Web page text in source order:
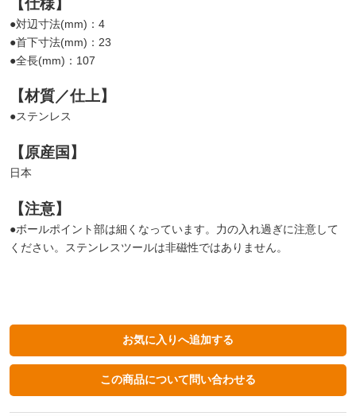
●対辺寸法(mm)：4
●首下寸法(mm)：23
●全長(mm)：107
【材質／仕上】
●ステンレス
【原産国】
日本
【注意】
●ボールポイント部は細くなっています。力の入れ過ぎに注意して
ください。ステンレスツールは非磁性ではありません。